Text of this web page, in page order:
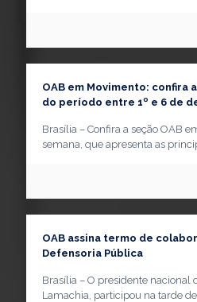
OAB em Movimento: confira
do período entre 1º e 6 de
Brasília – Confira a seção OAB
semana, que apresenta as
OAB assina termo de
Defensoria Pública
Brasília – O presidente nacional
Lamachia, participou na tarde